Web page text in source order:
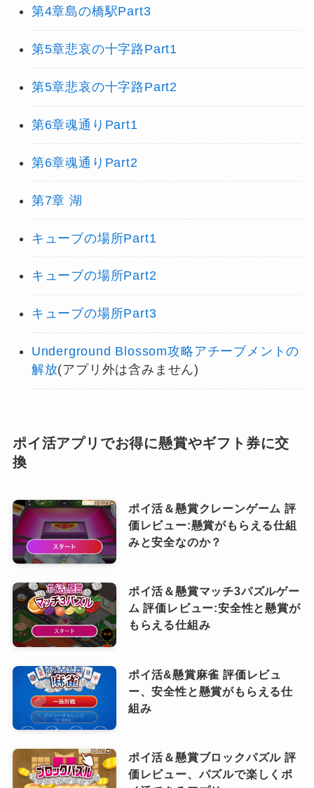
第4章島の橋駅Part3
第5章悲哀の十字路Part1
第5章悲哀の十字路Part2
第6章魂通りPart1
第6章魂通りPart2
第7章 湖
キューブの場所Part1
キューブの場所Part2
キューブの場所Part3
Underground Blossom攻略アチーブメントの
解放(アプリ外は含みません)
ポイ活アプリでお得に懸賞やギフト券に交
換
ポイ活＆懸賞クレーンゲーム 評
価レビュー:懸賞がもらえる仕組
みと安全なのか？
ポイ活＆懸賞マッチ3パズルゲー
ム 評価レビュー:安全性と懸賞が
もらえる仕組み
ポイ活&懸賞麻雀 評価レビュ
ー、安全性と懸賞がもらえる仕
組み
ポイ活＆懸賞ブロックパズル 評
価レビュー、パズルで楽しくポ